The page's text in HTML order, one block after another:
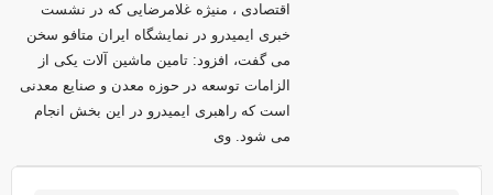
اقتصادی ، منیژه غلامرضایی که در نشست
خبری ایمیدرو در نمایشگاه ایران متافو سخن
می گفت، افزود: تامین ماشین آلات یکی از
الزامات توسعه در حوزه معدن و صنایع معدنی
است که راهبری ایمیدرو در این بخش انجام
می شود. وی